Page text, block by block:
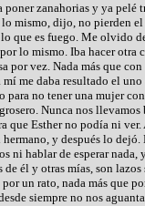
poner zanahorias y ya pelé
mismo, dijo, no pierden
que es fuego. Me olvido
lo mismo. Iba hacer otra
por vez. Nada más que
mí me daba resultado el
para no tener una mujer
Nunca nos llevamos
que Esther no podía ni
hermano, y después lo
ni hablar de esperar
él y otras mías, son
un rato, nada más que
siempre no nos